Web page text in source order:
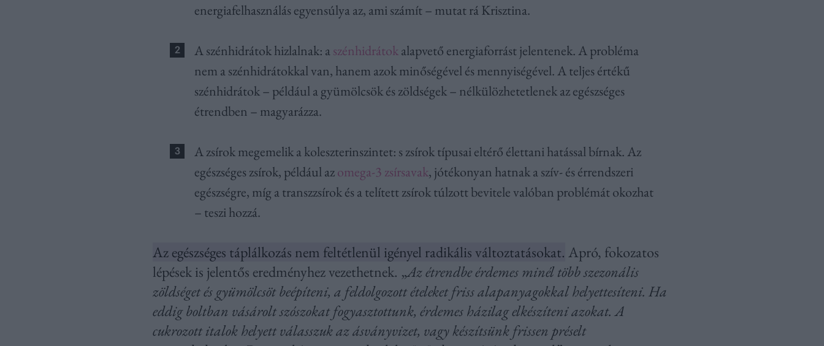
energiafelhasználás egyensúlya az, ami számít – mutat rá Krisztina.
A szénhidrátok hizlalnak: aszénhidrátokalapvető energiaforrást jelentenek. A probléma
nem a szénhidrátokkal van, hanem azok minőségével és mennyiségével. A teljes értékű
szénhidrátok – például a gyümölcsök és zöldségek – nélkülözhetetlenek az egészséges
étrendben – magyarázza.
A zsírok megemelik a koleszterinszintet: s zsírok típusai eltérő élettani hatással bírnak. Az
egészséges zsírok, például azomega-3 zsírsavak, jótékonyan hatnak a szív- és érrendszeri
egészségre, míg a transzzsírok és a telített zsírok túlzott bevitele valóban problémát okozhat
– teszi hozzá.
Az egészséges táplálkozás nem feltétlenül igényel radikális változtatásokat. Apró, fokozatos
lépések is jelentős eredményhez vezethetnek. „Az étrendbe érdemes minél több szezonális
zöldséget és gyümölcsöt beépíteni, a feldolgozott ételeket friss alapanyagokkal helyettesíteni. Ha
eddig boltban vásárolt szószokat fogyasztottunk, érdemes házilag elkészíteni azokat. A
cukrozott italok helyett válasszuk az ásványvizet, vagy készítsünk frissen préselt